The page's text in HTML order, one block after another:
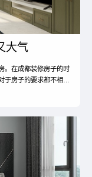
大气
。在成都装修房子的时
于房子的要求都不相
于房子具体该怎么装，